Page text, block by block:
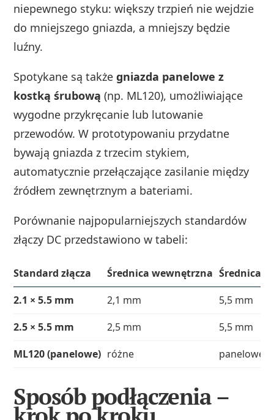
niepewnego styku: większy trzpień nie wejdzie
do mniejszego gniazda, a mniejszy będzie
luźny.
Spotykane są takżegniazda panelowe z
kostką śrubową (np. ML120), umożliwiające
wygodne przykręcanie lub lutowanie
przewodów. W prototypowaniu przydatne
bywają gniazda z trzecim stykiem,
automatycznie przełączające zasilanie między
źródłem zewnętrznym a bateriami.
Porównanie najpopularniejszych standardów
złączy DC przedstawiono w tabeli:
Standard złącza Średnica wewnętrzna Średnica
2.1 × 5.5 mm
2,1 mm
5,5 mm
2.5 × 5.5 mm
2,5 mm
5,5 mm
ML120 (panelowe) różne panelowe
Sposób podłączenia –